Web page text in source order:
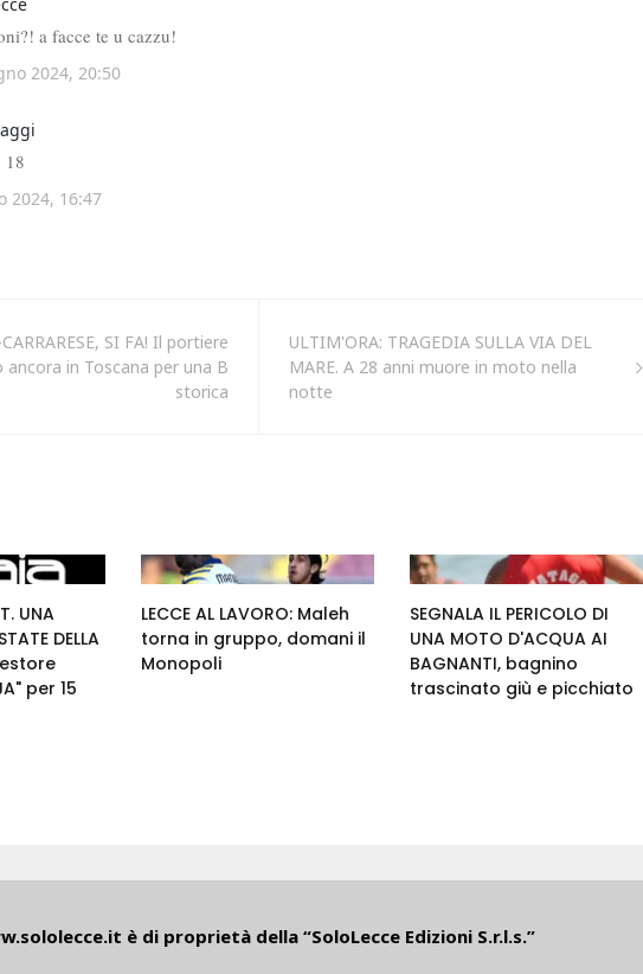
CARRARESE, SI FA! Il portiere
ancora in Toscana per una B
storica
ULTIM'ORA: TRAGEDIA SULLA VIA DEL
MARE. A 28 anni muore in moto nella
notte
UNA
DELLA
per 15
LECCE AL LAVORO: Maleh
torna in gruppo, domani il
Monopoli
SEGNALA IL PERICOLO DI
UNA MOTO D'ACQUA AI
BAGNANTI, bagnino
trascinato giù e picchiato
è di proprietà della “SoloLecce Edizioni S.r.l.s.”